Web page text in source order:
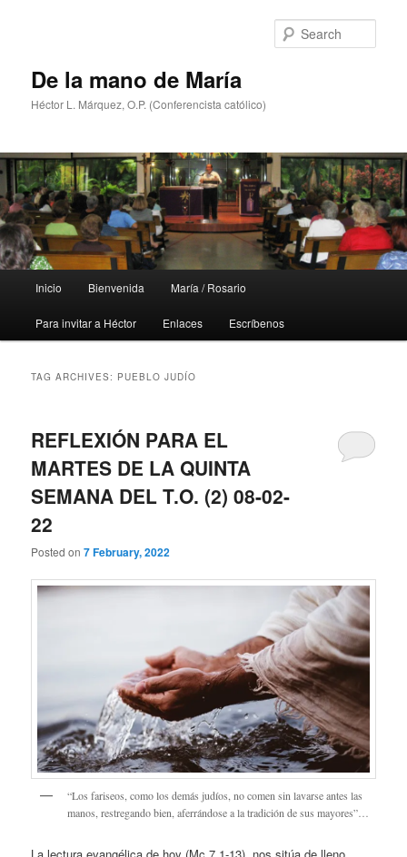
De la mano de María
Héctor L. Márquez, O.P. (Conferencista católico)
Inicio Bienvenida María / Rosario
Para invitar a Héctor Enlaces Escríbenos
TAG ARCHIVES: PUEBLO JUDÍO
REFLEXIÓN PARA EL
MARTES DE LA QUINTA
SEMANA DEL T.O. (2) 08-02-
22
Posted on7 February, 2022
“Los fariseos, como los demás judíos, no comen sin lavarse antes las
manos, restregando bien, aferrándose a la tradición de sus mayores”…
La lectura evangélica de hoy (Mc 7,1-13), nos sitúa de lleno